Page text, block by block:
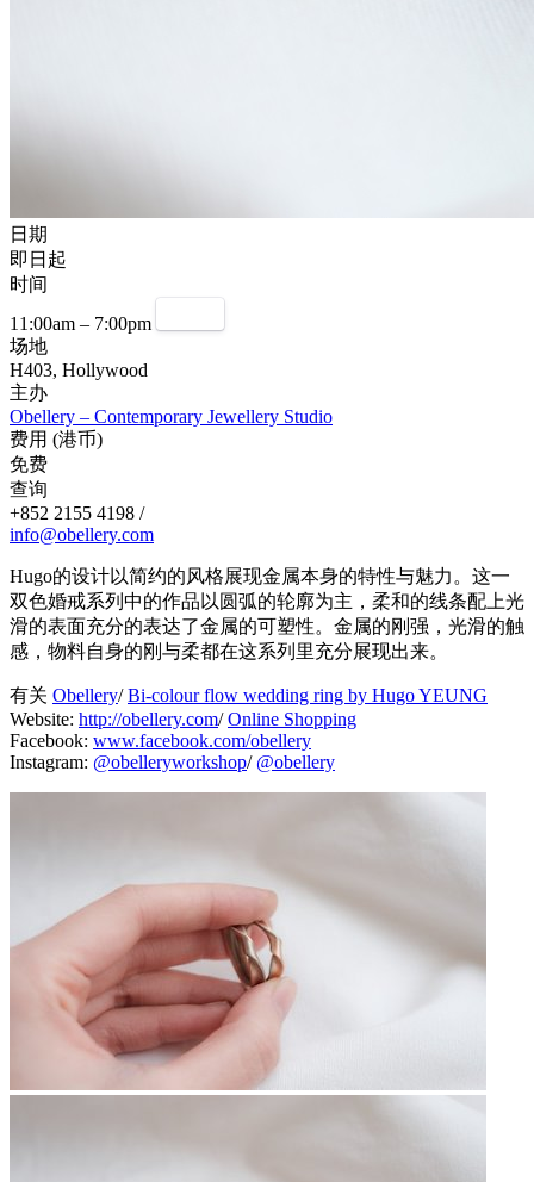
日期
即日起
时间
11:00am – 7:00pm
场地
H403, Hollywood
主办
Obellery – Contemporary Jewellery Studio
费用 (港币)
免费
查询
+852 2155 4198 /
info@obellery.com
Hugo的设计以简约的风格展现金属本身的特性与魅力。这一
双色婚戒系列中的作品以圆弧的轮廓为主，柔和的线条配上光
滑的表面充分的表达了金属的可塑性。金属的刚强，光滑的触
感，物料自身的刚与柔都在这系列里充分展现出来。
有关 Obellery/Bi-colour flow wedding ring by Hugo YEUNG
Website: http://obellery.com/Online Shopping
Facebook: www.facebook.com/obellery
Instagram: @obelleryworkshop/ @obellery